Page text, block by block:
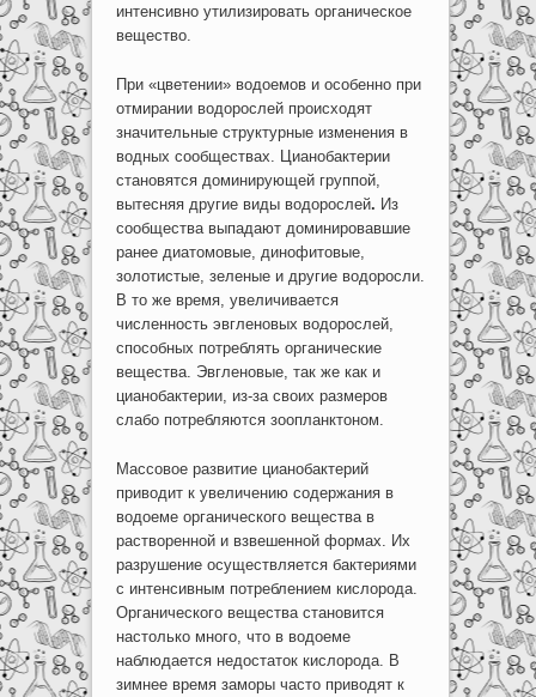
интенсивно утилизировать органическое
вещество.
При «цветении» водоемов и особенно при
отмирании водорослей происходят
значительные структурные изменения в
водных сообществах. Цианобактерии
становятся доминирующей группой,
вытесняя другие виды водорослей. Из
сообщества выпадают доминировавшие
ранее диатомовые, динофитовые,
золотистые, зеленые и другие водоросли.
В то же время, увеличивается
численность эвгленовых водорослей,
способных потреблять органические
вещества. Эвгленовые, так же как и
цианобактерии, из-за своих размеров
слабо потребляются зоопланктоном.
Массовое развитие цианобактерий
приводит к увеличению содержания в
водоеме органического вещества в
растворенной и взвешенной формах. Их
разрушение осуществляется бактериями
с интенсивным потреблением кислорода.
Органического вещества становится
настолько много, что в водоеме
наблюдается недостаток кислорода. В
зимнее время заморы часто приводят к